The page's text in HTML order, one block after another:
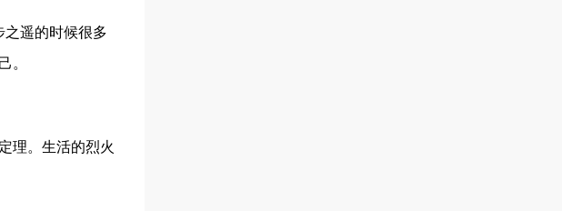
之遥的时候很多
。
理。生活的烈火